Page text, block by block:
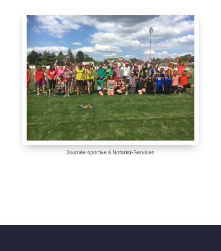
Journée sportive à Notariat-Services